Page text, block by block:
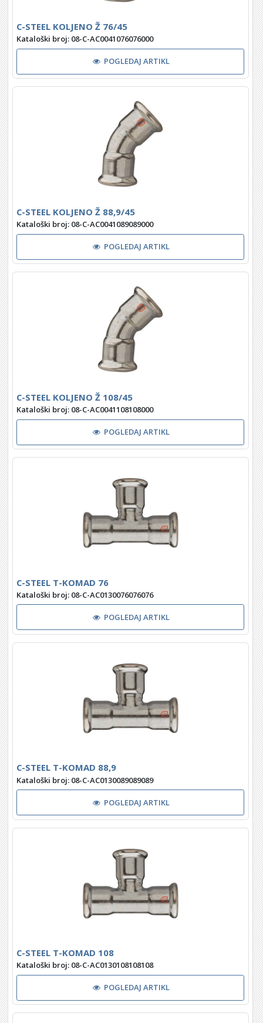
C-STEEL KOLJENO Ž 76/45
Kataloški broj: 08-C-AC0041076076000
POGLEDAJ ARTIKL
C-STEEL KOLJENO Ž 88,9/45
Kataloški broj: 08-C-AC0041089089000
POGLEDAJ ARTIKL
C-STEEL KOLJENO Ž 108/45
Kataloški broj: 08-C-AC0041108108000
POGLEDAJ ARTIKL
C-STEEL T-KOMAD 76
Kataloški broj: 08-C-AC0130076076076
POGLEDAJ ARTIKL
C-STEEL T-KOMAD 88,9
Kataloški broj: 08-C-AC0130089089089
POGLEDAJ ARTIKL
C-STEEL T-KOMAD 108
Kataloški broj: 08-C-AC0130108108108
POGLEDAJ ARTIKL